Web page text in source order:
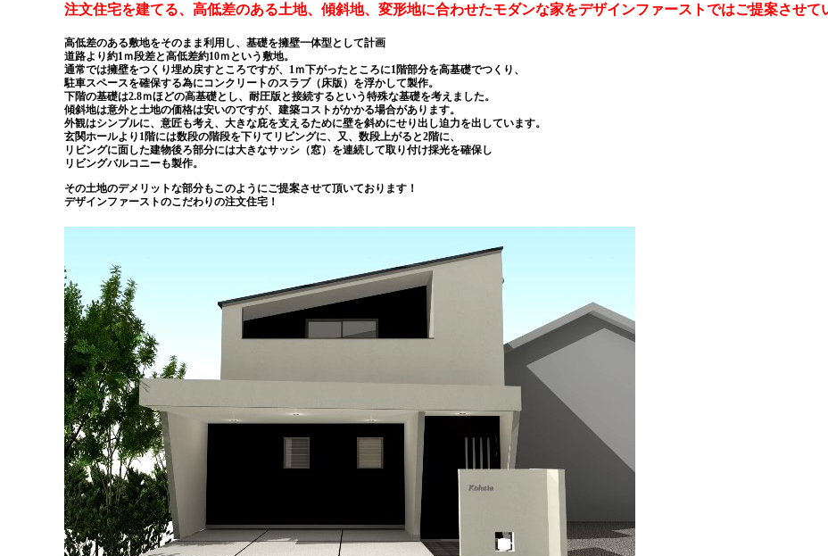
注文住宅を建てる、高低差のある土地、傾斜地、変形地に合わせたモダンな家をデザインファーストではご提案させて
高低差のある敷地をそのまま利用し、基礎を擁壁一体型として計画
道路より約1ｍ段差と高低差約10ｍという敷地。
通常では擁壁をつくり埋め戻すところですが、1ｍ下がったところに1階部分を高基礎でつくり、
駐車スペースを確保する為にコンクリートのスラブ（床版）を浮かして製作。
下階の基礎は2.8ｍほどの高基礎とし、耐圧版と接続するという特殊な基礎を考えました。
傾斜地は意外と土地の価格は安いのですが、建築コストがかかる場合があります。
外観はシンプルに、意匠も考え、大きな庇を支えるために壁を斜めにせり出し迫力を出しています。
玄関ホールより1階には数段の階段を下りてリビングに、又、数段上がると2階に、
リビングに面した建物後ろ部分には大きなサッシ（窓）を連続して取り付け採光を確保し
リビングバルコニーも製作。
その土地のデメリットな部分もこのようにご提案させて頂いております！
デザインファーストのこだわりの注文住宅！